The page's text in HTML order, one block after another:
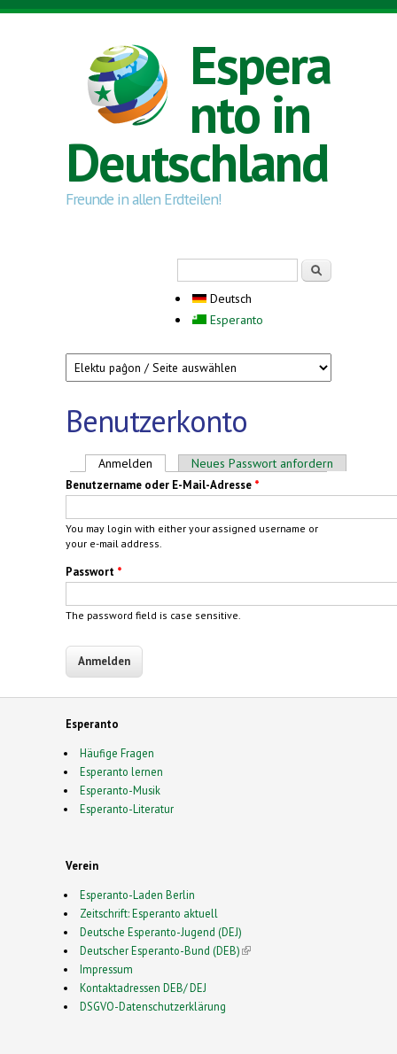
Direkt zum Inhalt
Espera
nto in
Deutschland
Freunde in allen Erdteilen!
Deutsch
Esperanto
Benutzerkonto
Haupt-Reiter
Anmelden (aktiver Reiter)
Neues Passwort anfordern
Benutzername oder E-Mail-Adresse *
You may login with either your assigned username or
your e-mail address.
Passwort *
The password field is case sensitive.
Esperanto
Häufige Fragen
Esperanto lernen
Esperanto-Musik
Esperanto-Literatur
Verein
Esperanto-Laden Berlin
Zeitschrift: Esperanto aktuell
Deutsche Esperanto-Jugend (DEJ)
Deutscher Esperanto-Bund (DEB)(link is external)
Impressum
Kontaktadressen DEB/ DEJ
DSGVO-Datenschutzerklärung